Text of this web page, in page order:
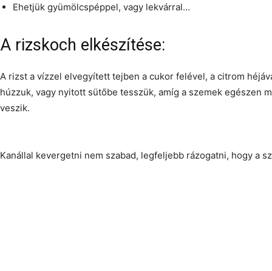
Ehetjük gyümölcspéppel, vagy lekvárral…
A rizskoch elkészítése:
A rizst a vízzel elvegyített tejben a cukor felével, a citrom
húzzuk, vagy nyitott sütőbe tesszük, amíg a szemek egészen
veszik.
Kanállal kevergetni nem szabad, legfeljebb rázogatni, hogy a